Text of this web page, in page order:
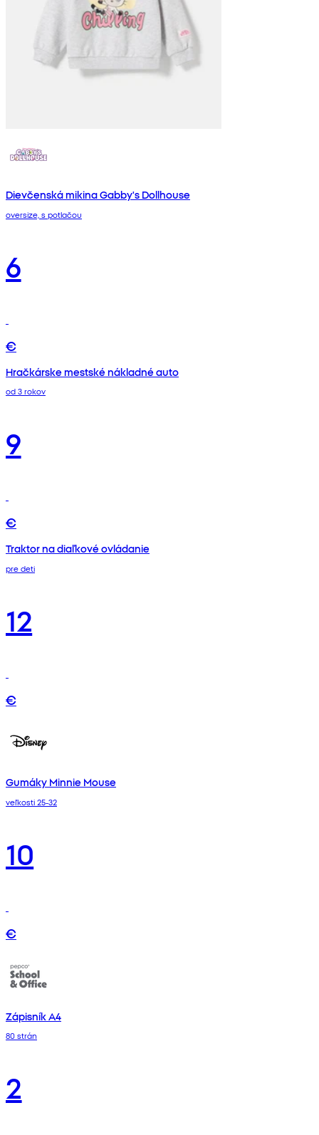
Dievčenská mikina Gabby's Dollhouse
oversize, s potlačou
6
€
Hračkárske mestské nákladné auto
od 3 rokov
9
€
Traktor na diaľkové ovládanie
pre deti
12
€
Gumáky Minnie Mouse
veľkosti 25-32
10
€
Zápisník A4
80 strán
2